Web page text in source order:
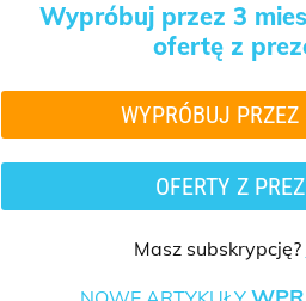
Wypróbuj przez 3
ofertę z
WYPRÓBUJ
OFERTY Z
Masz subskrypcję?